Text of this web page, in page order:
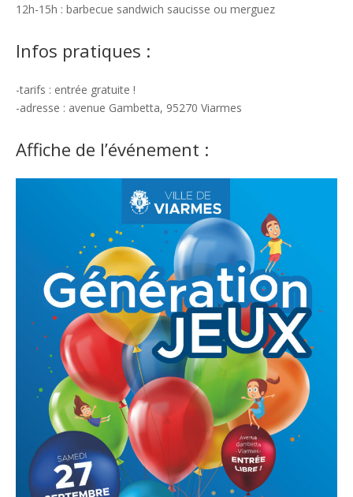
12h-15h : barbecue sandwich saucisse ou merguez
Infos pratiques :
-tarifs : entrée gratuite !
-adresse : avenue Gambetta, 95270 Viarmes
Affiche de l’événement :